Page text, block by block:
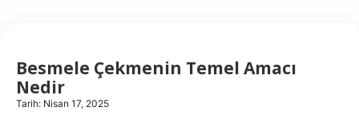
Besmele Çekmenin Temel Amacı
Nedir
Tarih: Nisan 17, 2025